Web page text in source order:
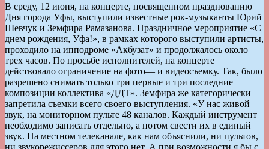
В среду, 12 июня, на концерте, посвященном празднованию
Дня города Уфы, выступили известные рок-музыканты Юрий
Шевчук и Земфира Рамазанова. Праздничное мероприятие «С
днем рождения, Уфа!», в рамках которого выступили артисты,
проходило на ипподроме «Акбузат» и продолжалось около
трех часов. По просьбе исполнителей, на концерте
действовало ограничение на фото— и видеосъемку. Так, было
разрешено снимать только три первые и три последние
композиции коллектива «ДДТ». Земфира же категорически
запретила съемки всего своего выступления. «У нас живой
звук, на мониторном пульте 48 каналов. Каждый инструмент
необходимо записать отдельно, а потом свести их в единый
звук. На местном телеканале, как нам объяснили, ни пультов,
ни звукорежиссеров для этого нет. А при возможности я бы с